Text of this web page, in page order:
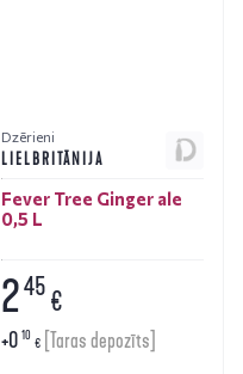
Dzērieni
LIELBRITĀNIJA
Fever Tree Ginger ale
0,5 L
245€
+0 10 € [Taras depozīts]